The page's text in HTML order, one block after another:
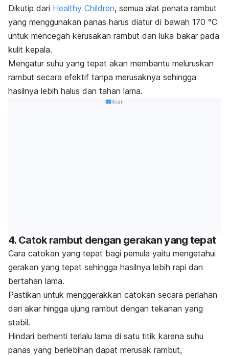
Dikutip dari Healthy Children, semua alat penata rambut
yang menggunakan panas harus diatur di bawah 170 °C
untuk mencegah kerusakan rambut dan luka bakar pada
kulit kepala.
Mengatur suhu yang tepat akan membantu meluruskan
rambut secara efektif tanpa merusaknya sehingga
hasilnya lebih halus dan tahan lama.
Iklan
4. Catok rambut dengan gerakan yang tepat
Cara catokan yang tepat bagi pemula yaitu mengetahui
gerakan yang tepat sehingga hasilnya lebih rapi dan
bertahan lama.
Pastikan untuk menggerakkan catokan secara perlahan
dari akar hingga ujung rambut dengan tekanan yang
stabil.
Hindari berhenti terlalu lama di satu titik karena suhu
panas yang berlebihan dapat merusak rambut,